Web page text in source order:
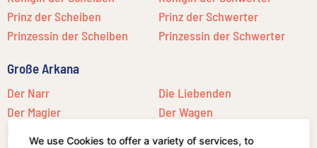
Prinz der Scheiben
Prinzessin der Scheiben
Prinz der Schwerter
Prinzessin der Schwerter
Große Arkana
Der Narr
Der Magier
Die Hohepriesterin
Die Liebenden
Der Wagen
We use Cookies to offer a variety of services, to